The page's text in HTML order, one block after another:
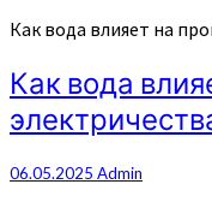
Как вода влияет на
Как вода
06.05.2025 Admin